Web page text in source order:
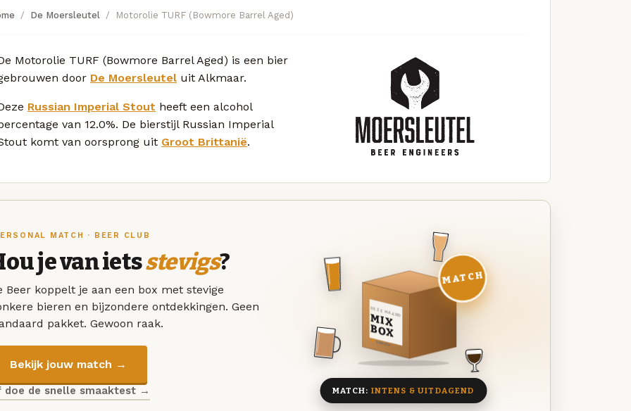
De Moersleutel Motorolie TURF (Bowmore Barrel Aged)
Motorolie TURF (Bowmore Barrel Aged) is een bier
door De Moersleutel uit Alkmaar.
Russian Imperial Stout heeft een alcohol
van 12.0%. De bierstijl Russian Imperial
komt van oorsprong uit Groot Brittanië.
MATCH · BEER CLUB
je van ietsstevigs?
Beer koppelt je aan een box met stevige
bieren en bijzondere ontdekkingen. Geen
pakket. Gewoon raak.
Bekijk jouw match →
doe de snelle smaaktest →
DEZE MAAND
MIX
BOX
8 BIEREN
MATCH
MATCH: INTENS & UITDAGEND